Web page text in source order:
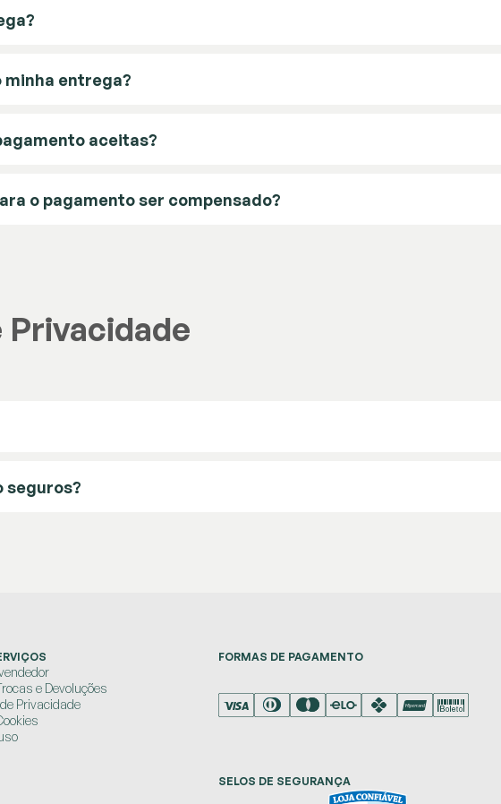
minha entrega?
aceitas?
o pagamento ser compensado?
Privacidade
seguros?
e Devoluções
Privacidade
FORMAS DE PAGAMENTO
SELOS DE SEGURANÇA